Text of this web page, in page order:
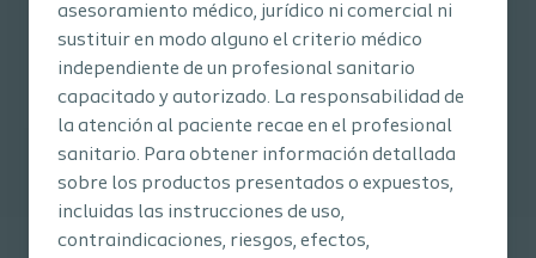
asesoramiento médico, jurídico ni comercial ni
sustituir en modo alguno el criterio médico
independiente de un profesional sanitario
capacitado y autorizado. La responsabilidad de
la atención al paciente recae en el profesional
sanitario. Para obtener información detallada
sobre los productos presentados o expuestos,
incluidas las instrucciones de uso,
contraindicaciones, riesgos, efectos,
¿Puedo viajar con Peristeen Light?